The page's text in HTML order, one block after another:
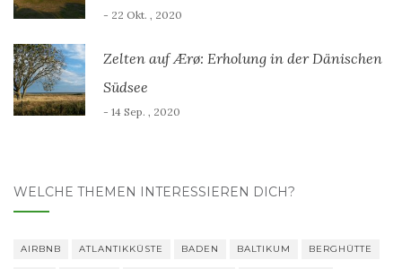
- 22 Okt. , 2020
Zelten auf Ærø: Erholung in der Dänischen
Südsee
- 14 Sep. , 2020
WELCHE THEMEN INTERESSIEREN DICH?
AIRBNB ATLANTIKKÜSTE BADEN BALTIKUM BERGHÜTTE